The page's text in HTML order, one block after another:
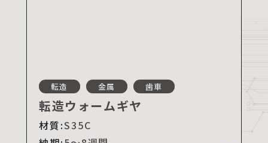
転造 金属 歯車
転造ウォームギヤ
材質:S35C